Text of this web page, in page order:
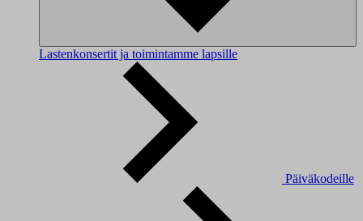
Lastenkonsertit ja toimintamme lapsille
Päiväkodeille